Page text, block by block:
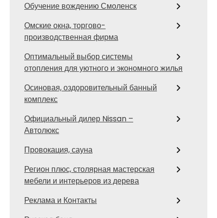
Обучение вождению Смоленск
Омские окна, торгово-
производственная фирма
Оптимальный выбор системы
отопления для уютного и экономного жилья
Осиновая, оздоровительный банный
комплекс
Официальный дилер Nissan –
Автолюкс
Провокация, сауна
Регион плюс, столярная мастерская
мебели и интерьеров из дерева
Реклама и Контакты